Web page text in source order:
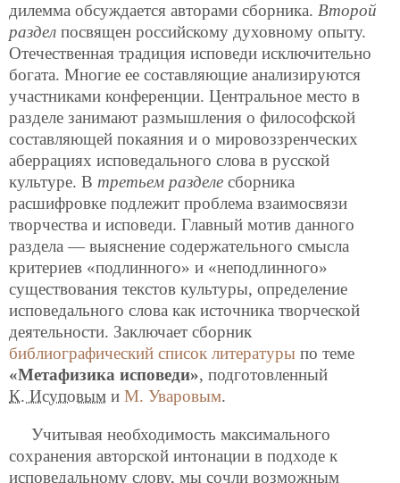
дилемма обсуждается авторами сборника. Второй
раздел посвящен российскому духовному опыту.
Отечественная традиция исповеди исключительно
богата. Многие ее составляющие анализируются
участниками конференции. Центральное место в
разделе занимают размышления о философской
составляющей покаяния и о мировоззренческих
аберрациях исповедального слова в русской
культуре. В третьем разделе сборника
расшифровке подлежит проблема взаимосвязи
творчества и исповеди. Главный мотив данного
раздела — выяснение содержательного смысла
критериев «подлинного» и «неподлинного»
существования текстов культуры, определение
исповедального слова как источника творческой
деятельности. Заключает сборник
библиографический список литературы по теме
«Метафизика исповеди», подготовленный
К. Исуповым и М. Уваровым.
Учитывая необходимость максимального
сохранения авторской интонации в подходе к
исповедальному слову, мы сочли возможным